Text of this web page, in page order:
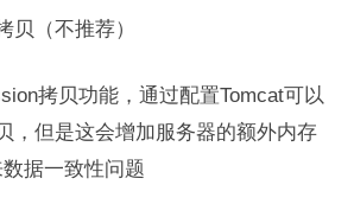
贝（不推荐）
拷贝功能，通过配置Tomcat可以
，但是这会增加服务器的额外内存
据一致性问题